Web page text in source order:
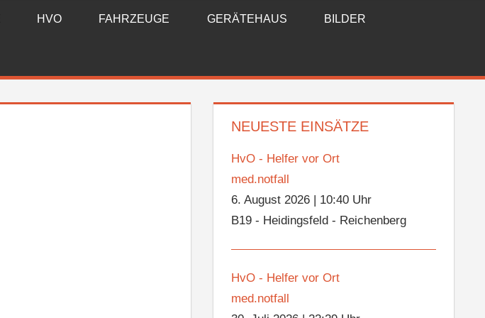
HVO FAHRZEUGE GERÄTEHAUS BILDER
NEUESTE EINSÄTZE
HvO - Helfer vor Ort
med.notfall
6. August 2026
10:40 Uhr
B19 - Heidingsfeld - Reichenberg
HvO - Helfer vor Ort
med.notfall